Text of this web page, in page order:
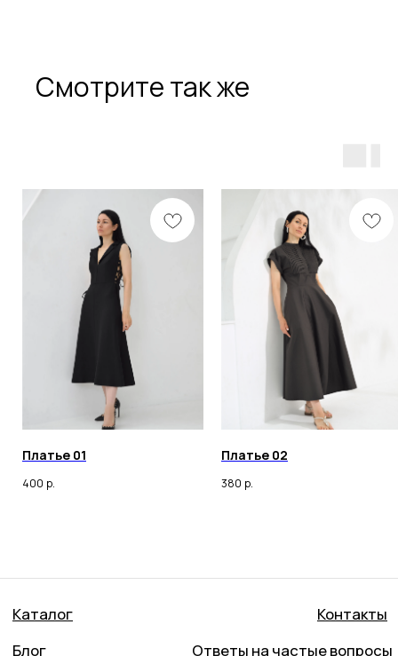
Смотрите так же
Платье 01
400 р.
Платье 02
380 р.
ИП ОНАССИС ИННА ВАЛЕРЬЕВНА
Политика конфиденциальности
Любое копирование материалов сайта и элементов
включая изображения строго запрещены.
Разработка сайта